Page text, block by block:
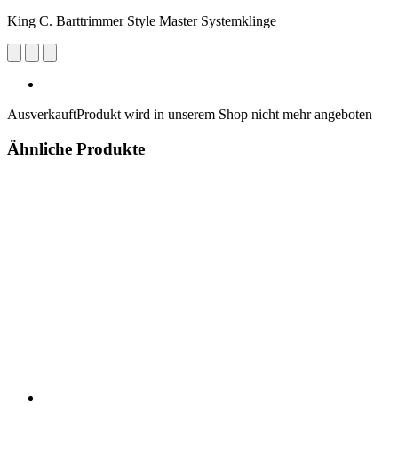
King C. Barttrimmer Style Master Systemklinge
AusverkauftProdukt wird in unserem Shop nicht mehr angeboten
Ähnliche Produkte